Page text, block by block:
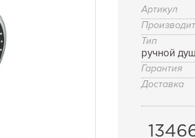
Артикул
Тип
ручной
Гарантия
Доставка